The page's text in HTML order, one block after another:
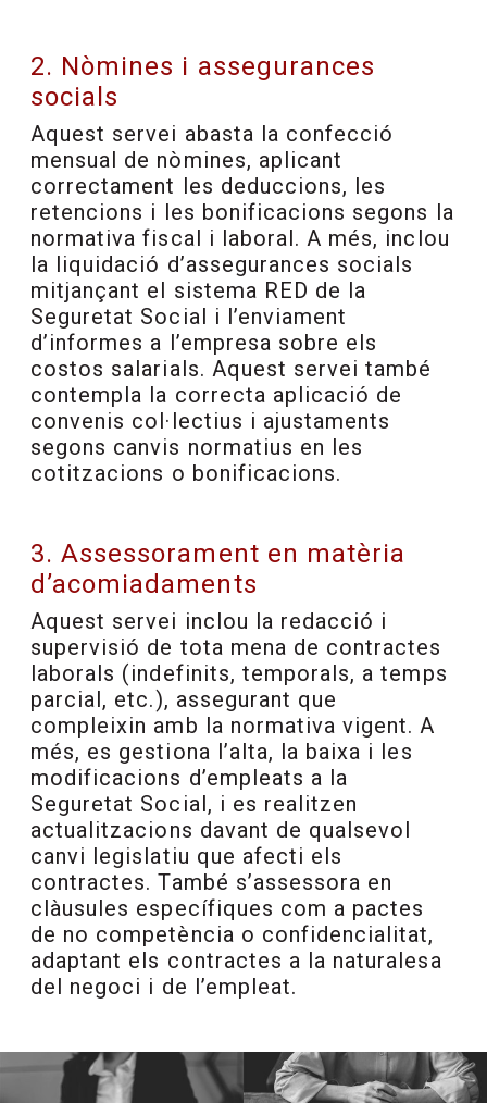
2. Nòmines i assegurances
socials
Aquest servei abasta la confecció
mensual de nòmines, aplicant
correctament les deduccions, les
retencions i les bonificacions segons la
normativa fiscal i laboral. A més, inclou
la liquidació d’assegurances socials
mitjançant el sistema RED de la
Seguretat Social i l’enviament
d’informes a l’empresa sobre els
costos salarials. Aquest servei també
contempla la correcta aplicació de
convenis col·lectius i ajustaments
segons canvis normatius en les
cotitzacions o bonificacions.
3. Assessorament en matèria
d’acomiadaments
Aquest servei inclou la redacció i
supervisió de tota mena de contractes
laborals (indefinits, temporals, a temps
parcial, etc.), assegurant que
compleixin amb la normativa vigent. A
més, es gestiona l’alta, la baixa i les
modificacions d’empleats a la
Seguretat Social, i es realitzen
actualitzacions davant de qualsevol
canvi legislatiu que afecti els
contractes. També s’assessora en
clàusules específiques com a pactes
de no competència o confidencialitat,
adaptant els contractes a la naturalesa
del negoci i de l’empleat.